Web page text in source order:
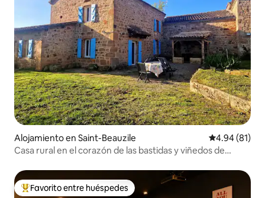
Alojamiento en Saint-Beauzile Calificación
4.94 (81)
Casa rural en el corazón de las bastidas y viñedos de
Favorito entre huéspedes preferido
Favorito entre huéspedes